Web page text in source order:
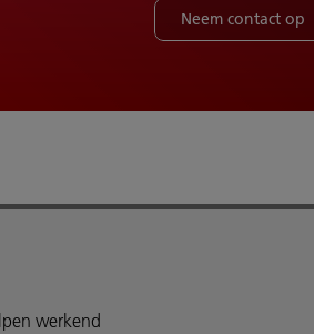
Neem contact op
werkend